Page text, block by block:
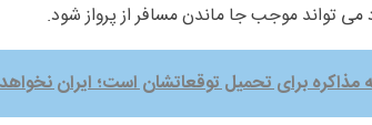
می تواند موجب جا ماندن مسافر از پرواز شود.
مذاکره برای تحمیل توقعاتشان است؛ ایران